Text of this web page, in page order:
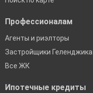
Профессионалам
Агенты и риэлторы
Застройщики Геленджика
Все ЖК
Ипотечные кредиты